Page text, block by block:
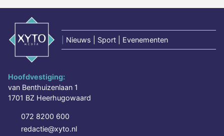
Nieuws | Sport | Evenementen
Hoofdvestiging:
van Benthuizenlaan 1
1701 BZ Heerhugowaard
072 8200 600
redactie@xyto.nl